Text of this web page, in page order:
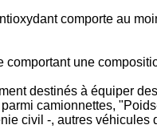
comporte au
une
destinés à équiper
camionnettes,
civil -, autres véhicules